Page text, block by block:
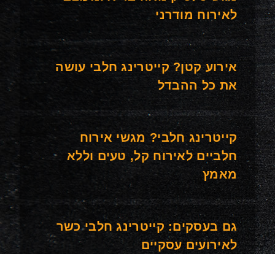
לאירוח מודרני
אירוע קטן? קייטרינג חלבי עושה
את כל ההבדל
קייטרינג חלבי? מגשי אירוח
חלביים לאירוח קל, טעים וללא
מאמץ
גם בעסקים: קייטרינג חלבי כשר
לאירועים עסקיים